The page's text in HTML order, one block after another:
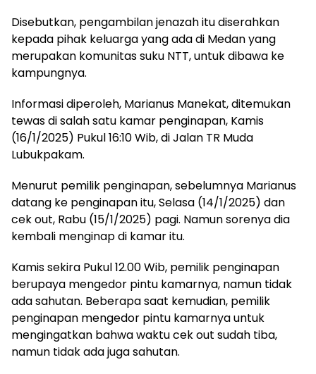
Disebutkan, pengambilan jenazah itu diserahkan
kepada pihak keluarga yang ada di Medan yang
merupakan komunitas suku NTT, untuk dibawa ke
kampungnya.
Informasi diperoleh, Marianus Manekat, ditemukan
tewas di salah satu kamar penginapan, Kamis
(16/1/2025) Pukul 16:10 Wib, di Jalan TR Muda
Lubukpakam.
Menurut pemilik penginapan, sebelumnya Marianus
datang ke penginapan itu, Selasa (14/1/2025) dan
cek out, Rabu (15/1/2025) pagi. Namun sorenya dia
kembali menginap di kamar itu.
Kamis sekira Pukul 12.00 Wib, pemilik penginapan
berupaya mengedor pintu kamarnya, namun tidak
ada sahutan. Beberapa saat kemudian, pemilik
penginapan mengedor pintu kamarnya untuk
mengingatkan bahwa waktu cek out sudah tiba,
namun tidak ada juga sahutan.